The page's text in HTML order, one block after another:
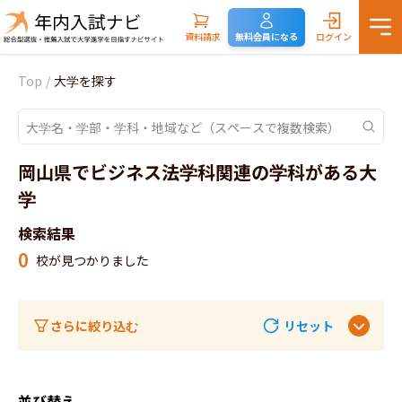
資料請求 無料会員になる ログイン
Top / 大学を探す
岡山県でビジネス法学科関連の学科がある大
学
検索結果
0 校が見つかりました
さらに絞り込む リセット